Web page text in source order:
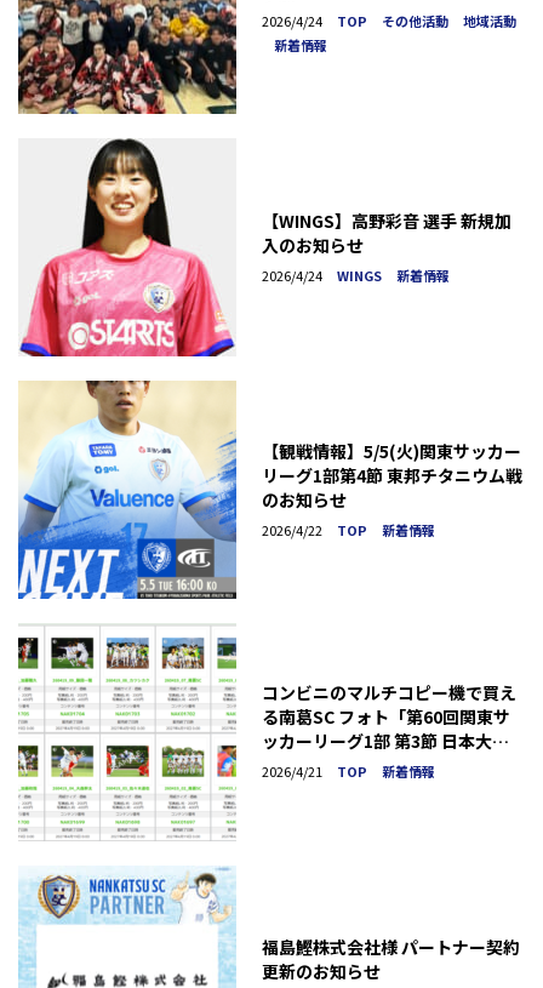
2026/4/24 TOP その他活動
地域活動
新着情報
【WINGS】高野彩音 選手 新規加
入のお知らせ
2026/4/24 WINGS 新着情報
【観戦情報】5/5(火)関東サッカー
リーグ1部第4節 東邦チタニウム戦
のお知らせ
2026/4/22 TOP 新着情報
コンビニのマルチコピー機で買え
る南葛SC フォト「第60回関東サ
ッカーリーグ1部 第3節 日本大学
N.戦」発売のお知らせ
2026/4/21 TOP 新着情報
福島鰹株式会社様 パートナー契約
更新のお知らせ